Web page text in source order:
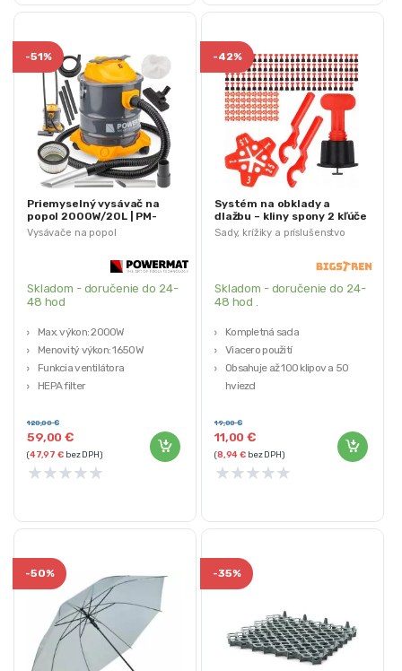
Vysávače na popol
-51%
Priemyselný vysávač na
popol 2000W/20L | PM-
ESP-2000M FCN
Skladom - doručenie do 24-
48 hod
Max. výkon: 2000W
Menovitý výkon: 1650W
Funkcia ventilátora
HEPA filter
59,00€
120,00€
(47,97€bez DPH)
★★★★★
Sady, krížiky a príslušenstvo
-42%
Systém na obklady a
dlažbu – kliny spony 2 kľúče
Skladom - doručenie do 24-
48 hod .
Kompletná sada
Viacero použití
Obsahuje až 100 klipov a 50
hviezd
Rozmery 1 spony: 7/4/4 cm
11,00€
19,00€
(8,94€ bez DPH)
★★★★★
-50% -35%